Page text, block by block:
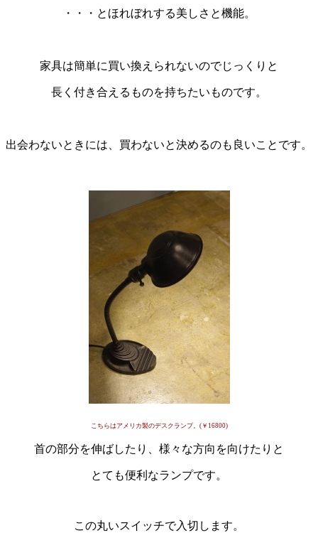
・・・とほれぼれする美しさと機能。
家具は簡単に買い換えられないのでじっくりと
長く付き合えるものを持ちたいものです。
出会わないときには、買わないと決めるのも良いことです。
こちらはアメリカ製のデスクランプ。(￥16800)
首の部分を伸ばしたり、様々な方向を向けたりと
とても便利なランプです。
この丸いスイッチで入切します。